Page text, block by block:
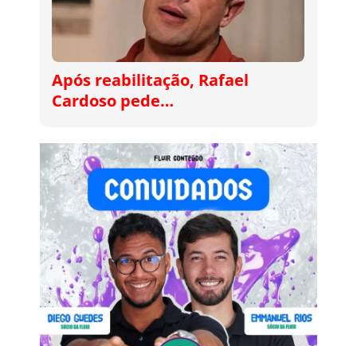
Após reabilitação, Rafael
Cardoso pede…